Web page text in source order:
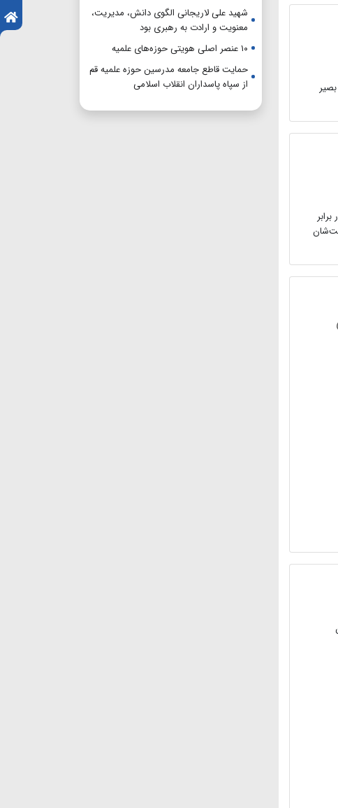
شهید علی لاریجانی الگوی دانش، مدیریت،
معنویت و ارادت به رهبری بود
۱۰ عنصر اصلی هویتی حوزه‌های علمیه
حمایت قاطع جامعه مدرسین حوزه علمیه قم
از سپاه پاسداران انقلاب اسلامی